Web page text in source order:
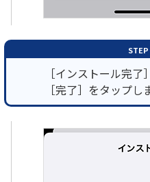
STEP
［インストール完了
［完了］をタップし